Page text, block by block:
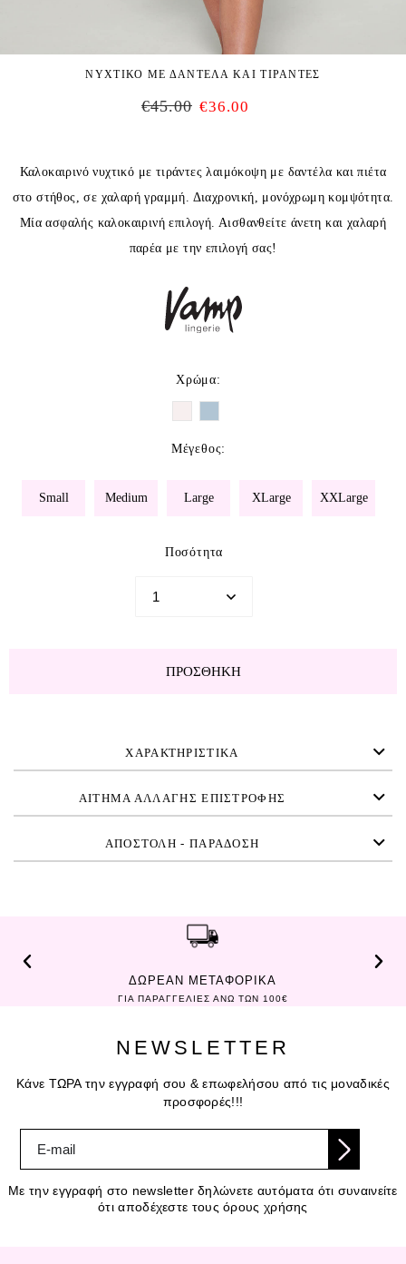
ΝΥΧΤΙΚΟ ΜΕ ΔΑΝΤΕΛΑ ΚΑΙ ΤΙΡΑΝΤΕΣ
€45.00 €36.00
Καλοκαιρινό νυχτικό με τιράντες λαιμόκοψη με δαντέλα και πιέτα
στο στήθος, σε χαλαρή γραμμή. Διαχρονική, μονόχρωμη κομψότητα.
Μία ασφαλής καλοκαιρινή επιλογή. Αισθανθείτε άνετη και χαλαρή
παρέα με την επιλογή σας!
Χρώμα:
Μέγεθος:
Small Medium Large XLarge XXLarge
Ποσότητα
ΠΡΟΣΘΉΚΗ
ΧΑΡΑΚΤΗΡΙΣΤΙΚΑ
ΑΙΤΗΜΑ ΑΛΛΑΓΗΣ ΕΠΙΣΤΡΟΦΗΣ
ΑΠΟΣΤΟΛΗ - ΠΑΡΑΔΟΣΗ
ΔΩΡΕΑΝ ΜΕΤΑΦΟΡΙΚΑ
ΓΙΑ ΠΑΡΑΓΓΕΛΙΕΣ ΑΝΩ ΤΩΝ 100€
NEWSLETTER
Κάνε ΤΩΡΑ την εγγραφή σου & επωφελήσου από τις μοναδικές
προσφορές!!!
Με την εγγραφή στο newsletter δηλώνετε αυτόματα ότι συναινείτε
ότι αποδέχεστε τους όρους χρήσης